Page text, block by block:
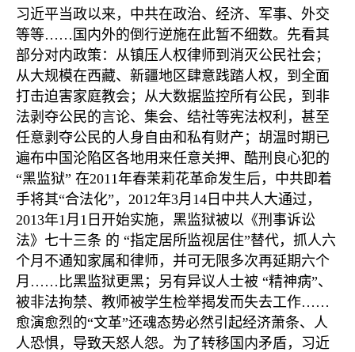
习近平当政以来，中共在政治、经济、军事、外交
等等…… 国内外的倒行逆施在此暂不细数。先看其
部分对内政策：从镇压人权律师到消灭公民社会；
从大规模在西藏、新疆地区肆意践踏人权，到全面
打击迫害家庭教会；从大数据监控所有公民，到非
法剥夺公民的言论、集会、结社等宪法权利，甚至
任意剥夺公民的人身自由和私有财产；胡温时期已
遍布中国沦陷区各地用来任意关押、酷刑良心犯的
“黑监狱” 在2011年春茉莉花革命发生后，中共即着
手将其“合法化” ， 2012年3月 14 日中共人大通过，
2013年1月 1 日开始实施，黑监狱被以《刑事诉讼
法》七十三条 的 “指定居所监视居住”替代，抓人六
个月不通知家属和律师，并可无限多次再延期六个
月 …… 比黑监狱更黑；另有异议人士被 “精神病”、
被非法拘禁、教师被学生检举揭发而失去工作……
愈演愈烈的“文革”还魂态势必然引起经济萧条、人
人恐惧，导致天怒人怨。为了转移国内矛盾，习近